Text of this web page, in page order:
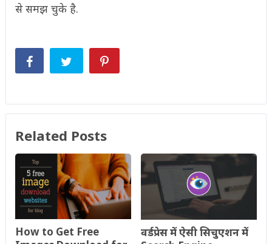
से समझ चुके है.
Related Posts
How to Get Free
वर्डप्रेस में ऐसी सिचुएशन में